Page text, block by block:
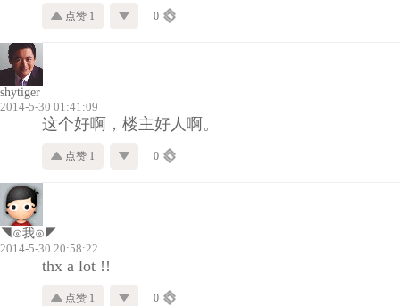
点赞 1 0
shytiger
2014-5-30 01:41:09
这个好啊，楼主好人啊。
点赞 1 0
◥⊙我⊙◤
2014-5-30 20:58:22
thx a lot !!
点赞 1 0